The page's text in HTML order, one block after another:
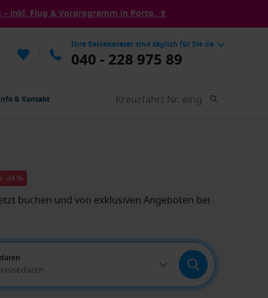
inkl. Flug & Vorprogramm in Porto. 🍷
Ihre Reiseberater sind täglich für Sie da
040 - 228 975 89
& Kontakt
-34 %
buchen und von exklusiven Angeboten bei